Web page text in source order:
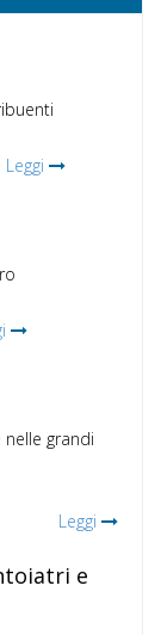
Leggi
grandi
Leggi
e